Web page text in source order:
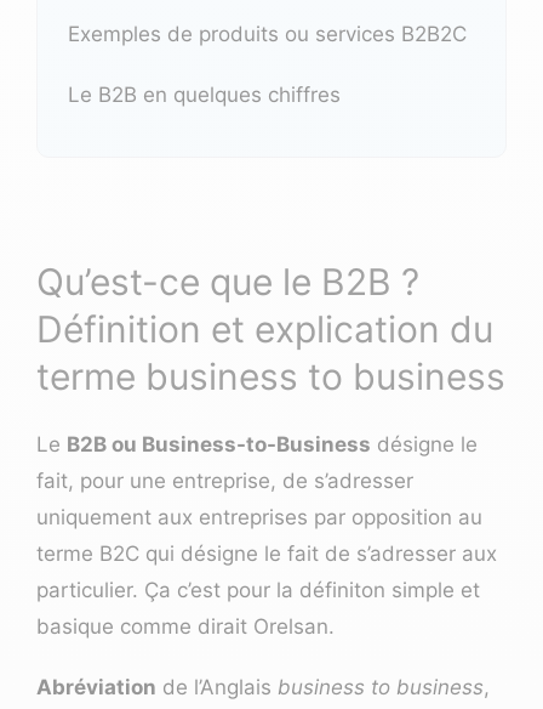
Exemples de produits ou services B2B2C
Le B2B en quelques chiffres
Qu’est-ce que le B2B ?
Définition et explication du
terme business to business
Le B2B ou Business-to-Business désigne le
fait, pour une entreprise, de s’adresser
uniquement aux entreprises par opposition au
terme B2C qui désigne le fait de s’adresser aux
particulier. Ça c’est pour la définiton simple et
basique comme dirait Orelsan.
Abréviation de l’Anglais business to business,